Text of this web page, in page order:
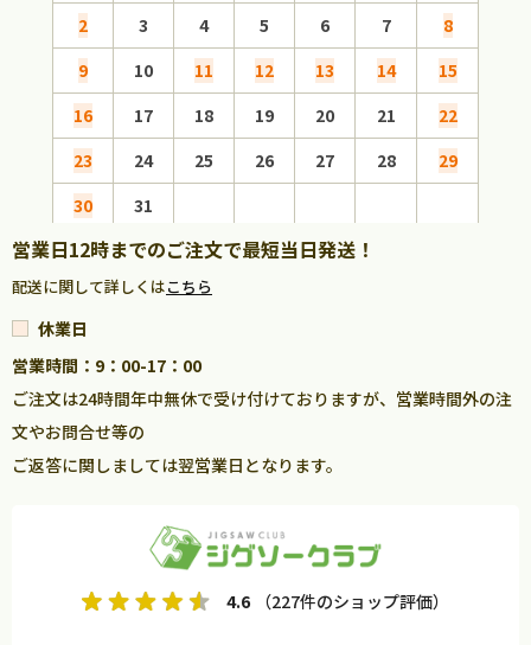
2
3 4 5 6 7
8
9
10 11 12 13 14
15
16
17 18 19 20 21
22
23
24 25 26 27 28
29
30
31
営業日12時までのご注文で最短当日発送！
配送に関して詳しくはこちら
休業日
営業時間：9：00-17：00
ご注文は24時間年中無休で受け付けておりますが、営業時間外の注
文やお問合せ等の
ご返答に関しましては翌営業日となります。
4.6 （227件のショップ評価）